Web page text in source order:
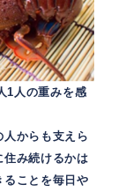
1人の重みを感
人からも支えら
み続けるかは
ることを毎日や